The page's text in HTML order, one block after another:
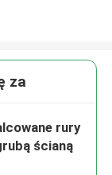
za
rury
ścianą